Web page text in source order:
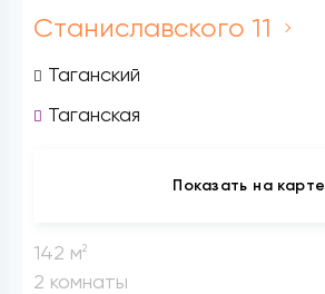
Станиславского 11
Таганский
Таганская
Показать на карте
142 м2
2 комнаты